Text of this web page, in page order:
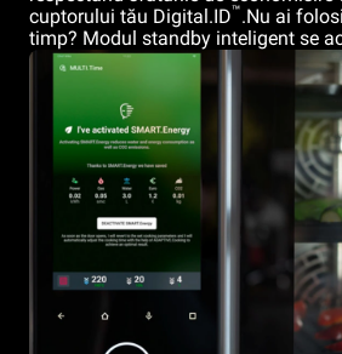
cuptorului tău Digital.ID™.Nu ai
timp? Modul standby inteligent se